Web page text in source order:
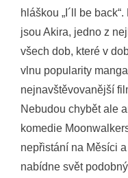
hláškou „I´ll be
jsou Akira, jedno z
všech dob, které v
vlnu popularity
nejnavštěvovanější
Nebudou chybět ale
komedie
nepřistání na Měsíci
nabídne svět